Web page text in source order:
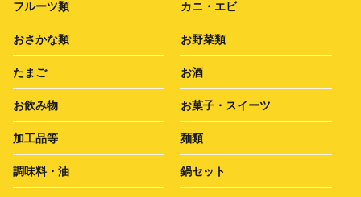
フルーツ類 カニ・エビ
おさかな類 お野菜類
たまご お酒
お飲み物 お菓子・スイーツ
加工品等 麺類
調味料・油 鍋セット